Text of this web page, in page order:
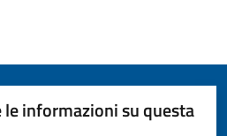
informazioni su questa